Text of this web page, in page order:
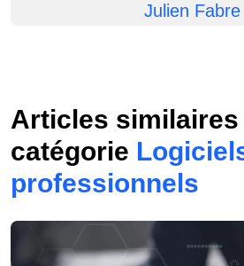
Julien Fabre
Articles similaires
catégorie
professionnels